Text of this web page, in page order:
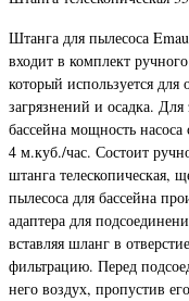
Штанга для пылесоса
входит в комплект
который используется для
загрязнений и осадка.
бассейна мощность
4 м.куб./час. Состоит
штанга телескопическая,
пылесоса для бассейна
адаптера для
вставляя шланг в
фильтрацию. Перед
него воздух, пропустив